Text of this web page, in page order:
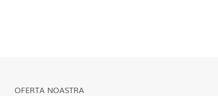
OFERTA NOASTRA